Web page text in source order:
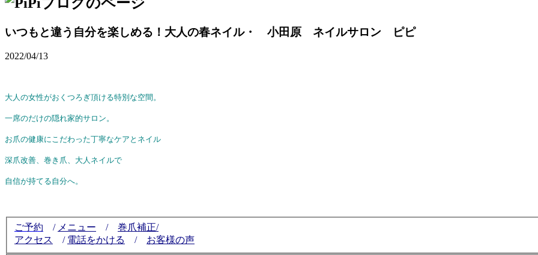
いつもと違う自分を楽しめる！大人の春ネイル・ 小田原 ネイルサロン ピピ
2022/04/13
大人の女性がおくつろぎ頂ける特別な空間。
一席のだけの隠れ家的サロン。
お爪の健康にこだわった丁寧なケアとネイル
深爪改善、巻き爪、大人ネイルで
自信が持てる自分へ。
ご予約 / メニュー / 巻爪補正/
アクセス
/ 電話をかける / お客様の声